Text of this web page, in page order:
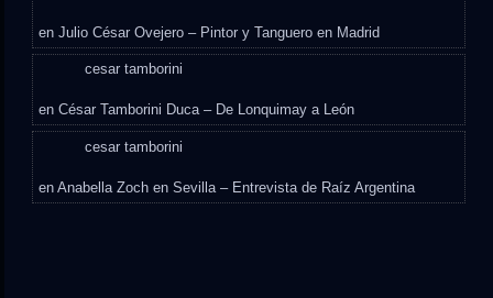
enJulio César Ovejero – Pintor y Tanguero en Madrid
cesar tamborini
enCésar Tamborini Duca – De Lonquimay a León
cesar tamborini
enAnabella Zoch en Sevilla – Entrevista de Raíz Argentina